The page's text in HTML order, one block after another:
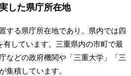
した県庁所在地
する県庁所在地であり。県内では四
有しています。三重県内の市町で最
などの政府機関や「三重大学」「三
集積しています。